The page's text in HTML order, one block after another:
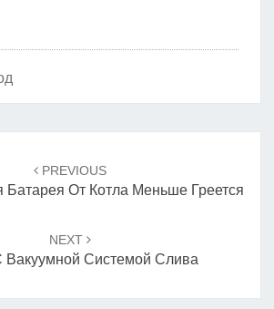
PREVIOUS
От Котла Меньше Греется
NEXT
Вакуумной Системой Слива